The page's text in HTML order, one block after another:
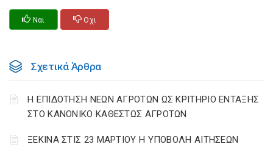
Ναι Οχι
Σχετικά Άρθρα
Η ΕΠΙΔΟΤΗΣΗ ΝΕΩΝ ΑΓΡΟΤΩΝ ΩΣ ΚΡΙΤΗΡΙΟ ΕΝΤΑΞΗΣ
ΣΤΟ ΚΑΝΟΝΙΚΟ ΚΑΘΕΣΤΩΣ ΑΓΡΟΤΩΝ
ΞΕΚΙΝΑ ΣΤΙΣ 23 ΜΑΡΤΙΟΥ Η ΥΠΟΒΟΛΗ ΑΙΤΗΣΕΩΝ